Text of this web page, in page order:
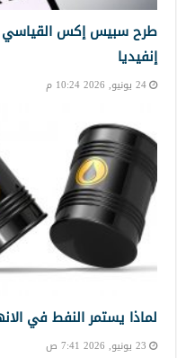
طرح سبيس إكس
إنفيديا
24 يونيو, 2026 10:24 م
لماذا يستمر النفط في
23 يونيو, 2026 7:41 ص